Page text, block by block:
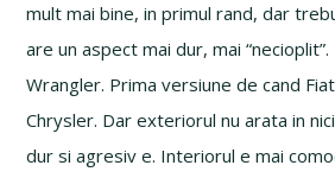
mult mai bine, in primul rand, dar
are un aspect mai dur, mai
Wrangler. Prima versiune de cand
Chrysler. Dar exteriorul nu arata in
dur si agresiv e. Interiorul e mai